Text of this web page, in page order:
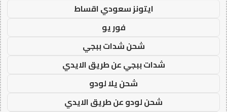
ايتونز سعودي اقساط
فور يو
شحن شدات ببجي
شدات ببجي عن طريق الايدي
شحن يلا لودو
شحن لودو عن طريق الايدي